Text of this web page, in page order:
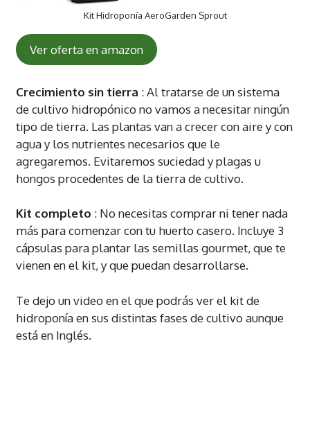
Kit Hidroponía AeroGarden Sprout
Ver oferta en amazon
Crecimiento sin tierra : Al tratarse de un sistema
de cultivo hidropónico no vamos a necesitar ningún
tipo de tierra. Las plantas van a crecer con aire y con
agua y los nutrientes necesarios que le
agregaremos. Evitaremos suciedad y plagas u
hongos procedentes de la tierra de cultivo.
Kit completo : No necesitas comprar ni tener nada
más para comenzar con tu huerto casero. Incluye 3
cápsulas para plantar las semillas gourmet, que te
vienen en el kit, y que puedan desarrollarse.
Te dejo un video en el que podrás ver el kit de
hidroponía en sus distintas fases de cultivo aunque
está en Inglés.